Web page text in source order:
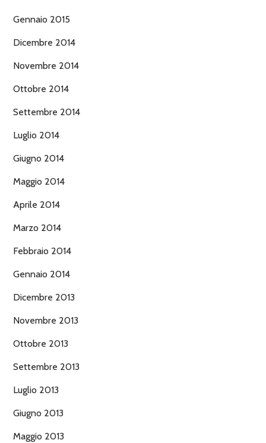
Gennaio 2015
Dicembre 2014
Novembre 2014
Ottobre 2014
Settembre 2014
Luglio 2014
Giugno 2014
Maggio 2014
Aprile 2014
Marzo 2014
Febbraio 2014
Gennaio 2014
Dicembre 2013
Novembre 2013
Ottobre 2013
Settembre 2013
Luglio 2013
Giugno 2013
Maggio 2013